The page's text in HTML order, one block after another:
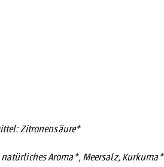
Zitronensäure*
Aroma*, Meersalz, Kurkuma*